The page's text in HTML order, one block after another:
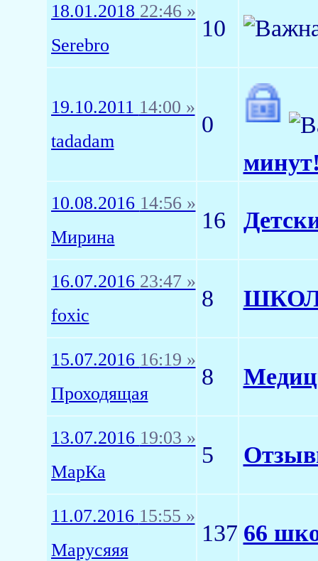
18.01.2018 22:46 »
Serebro
10
19.10.2011 14:00 »
tadadam
0
10.08.2016 14:56 »
Мирина
16
16.07.2016 23:47 »
foxic
8
15.07.2016 16:19 »
Проходящая
8
13.07.2016 19:03 »
МарКа
5
11.07.2016 15:55 »
Марусяяя
137 66